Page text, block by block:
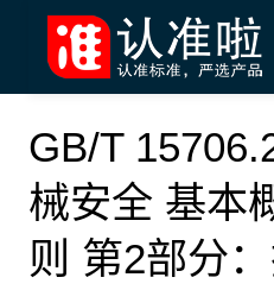
GB/T
械安全 基本
则 第2部分